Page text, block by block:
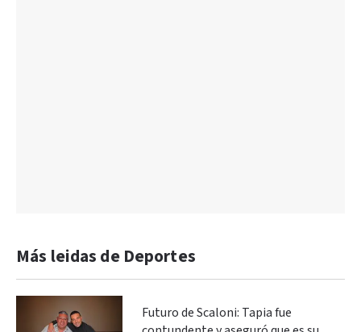
Más leidas de Deportes
Futuro de Scaloni: Tapia fue